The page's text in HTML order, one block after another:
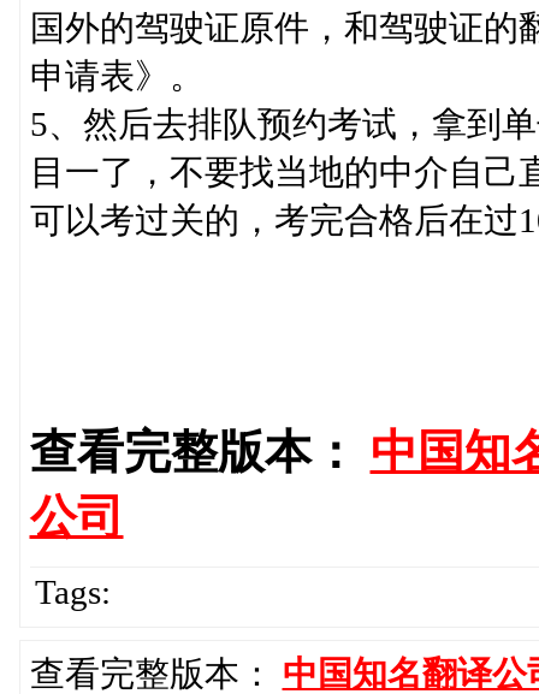
国外的驾驶证原件，和驾驶证
申请表》。
5、然后去排队预约考试，拿到
目一了，不要找当地的中介自
可以考过关的，考完合格后在过
查看完整版本： 中国知
公司
Tags:
查看完整版本： 中国知名翻译